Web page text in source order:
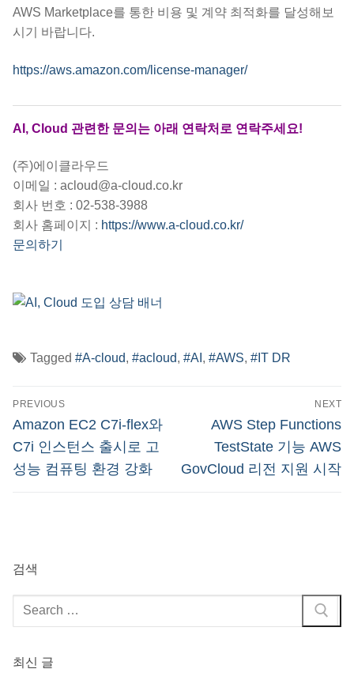
AWS Marketplace를 통한 비용 및 계약 최적화를 달성해보
시기 바랍니다.
https://aws.amazon.com/license-manager/
AI, Cloud 관련한 문의는 아래 연락처로 연락주세요!
(주)에이클라우드
이메일 : acloud@a-cloud.co.kr
회사 번호 : 02-538-3988
회사 홈페이지 : https://www.a-cloud.co.kr/
문의하기
Tagged #A-cloud, #acloud, #AI , #AWS, #IT DR
글
탐
색
PREVIOUS
Previous
post:
Amazon EC2 C7i-flex와
C7i 인스턴스 출시로 고
성능 컴퓨팅 환경 강화
NEXT
Next
post:
AWS Step Functions
TestState 기능 AWS
GovCloud 리전 지원 시작
검색
검
색
최신 글